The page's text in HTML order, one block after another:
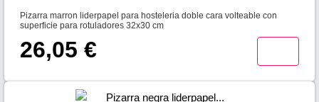
Pizarra marron liderpapel para hosteleria doble cara volteable con
superficie para rotuladores 32x30 cm
26,05 €